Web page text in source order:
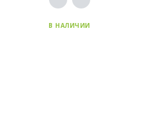
В НАЛИЧИИ